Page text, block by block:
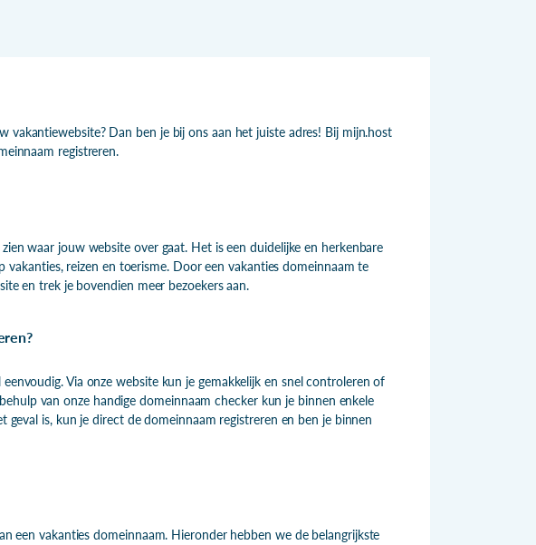
vakantiewebsite? Dan ben je bij ons aan het juiste adres! Bij mijn.host
registreren.
waar jouw website over gaat. Het is een duidelijke en herkenbare
reizen en toerisme. Door een vakanties domeinnaam te
en trek je bovendien meer bezoekers aan.
Via onze website kun je gemakkelijk en snel controleren of
van onze handige domeinnaam checker kun je binnen enkele
is, kun je direct de domeinnaam registreren en ben je binnen
een vakanties domeinnaam. Hieronder hebben we de belangrijkste